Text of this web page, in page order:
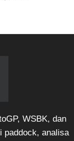
WSBK, dan
paddock, analisa